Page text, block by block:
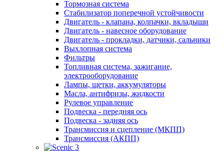
Тормозная система
Стабилизатор поперечной устойчивости
Двигатель - клапана, колпачки, вкладыши
Двигатель - навесное оборудование
Двигатель - прокладки, датчики, сальники
Выхлопная система
Фильтры
Топливная система, зажигание,
электрооборудование
Лампы, щетки, аккумуляторы
Масла, антифризы, жидкости
Рулевое управление
Подвеска - передняя ось
Подвеска - задняя ось
Трансмиссия и сцепление (МКПП)
Трансмиссия (АКПП)